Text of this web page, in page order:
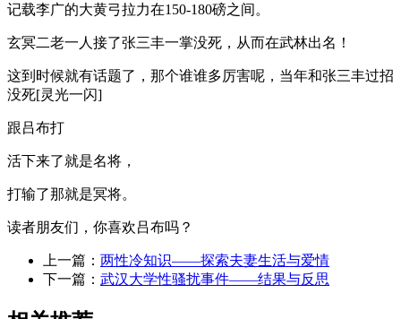
记载李广的大黄弓拉力在150-180磅之间。
玄冥二老一人接了张三丰一掌没死，从而在武林出名！
这到时候就有话题了，那个谁谁多厉害呢，当年和张三丰过招
没死[灵光一闪]
跟吕布打
活下来了就是名将，
打输了那就是冥将。
读者朋友们，你喜欢吕布吗？
上一篇： 两性冷知识——探索夫妻生活与爱情
下一篇： 武汉大学性骚扰事件——结果与反思